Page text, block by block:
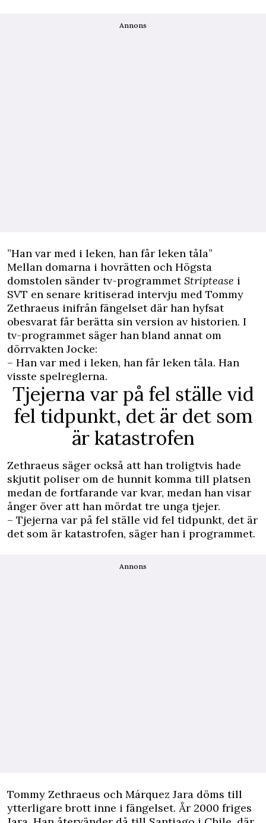
Annons
”Han var med i leken, han får leken tåla”
Mellan domarna i hovrätten och Högsta
domstolen sänder tv-programmetStriptease i
SVT en senare kritiserad intervju med Tommy
Zethraeus inifrån fängelset där han hyfsat
obesvarat får berätta sin version av historien. I
tv-programmet säger han bland annat om
dörrvakten Jocke:
– Han var med i leken, han får leken tåla. Han
visste spelreglerna.
Tjejerna var på fel ställe vid
fel tidpunkt, det är det som
är katastrofen
Zethraeus säger också att han troligtvis hade
skjutit poliser om de hunnit komma till platsen
medan de fortfarande var kvar, medan han visar
ånger över att han mördat tre unga tjejer.
– Tjejerna var på fel ställe vid fel tidpunkt, det är
det som är katastrofen, säger han i programmet.
Annons
Tommy Zethraeus och Márquez Jara döms till
ytterligarebrottinne i fängelset. År 2000 friges